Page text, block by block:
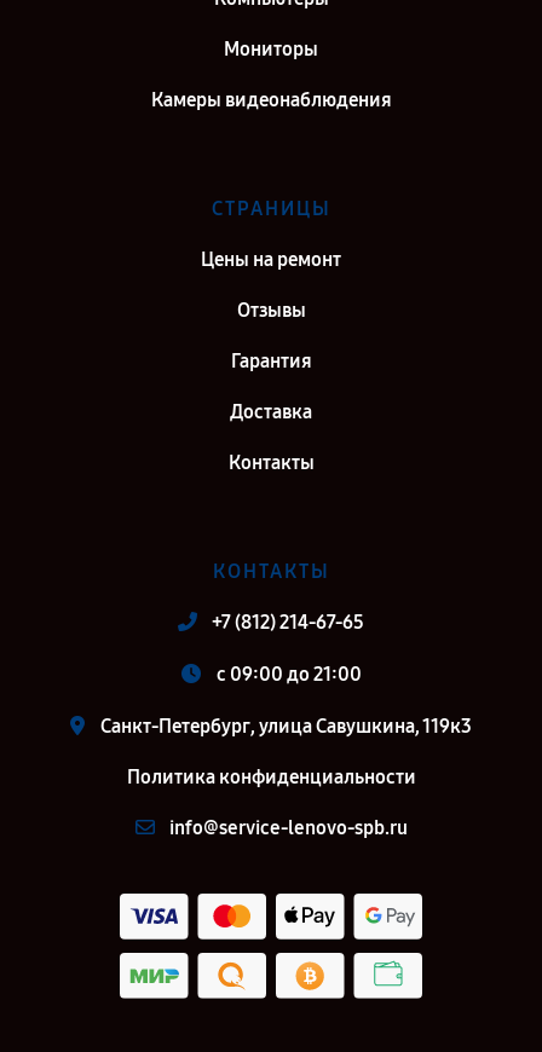
Мониторы
Камеры видеонаблюдения
СТРАНИЦЫ
Цены на ремонт
Отзывы
Гарантия
Доставка
Контакты
КОНТАКТЫ
+7 (812) 214-67-65
c 09:00 до 21:00
Санкт-Петербург, улица Савушкина, 119к3
Политика конфиденциальности
info@service-lenovo-spb.ru